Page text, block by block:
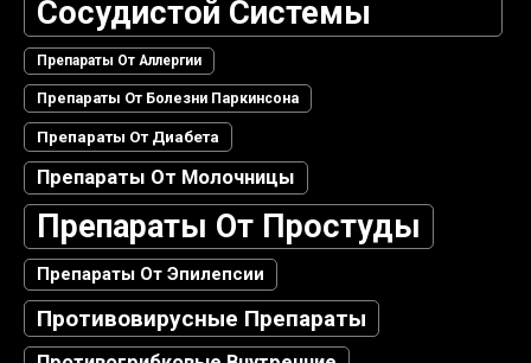
Сосудистой Системы
Препараты От Аллергии
Препараты От Болезни Паркинсона
Препараты От Диабета
Препараты От Молочницы
Препараты От Простуды
Препараты От Эпилепсии
Противовирусные Препараты